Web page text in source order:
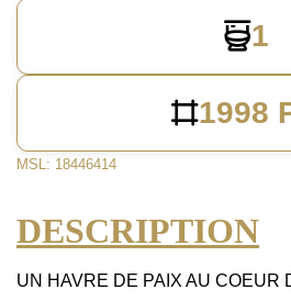
1
1998
MSL: 18446414
DESCRIPTION
UN HAVRE DE PAIX AU COEUR